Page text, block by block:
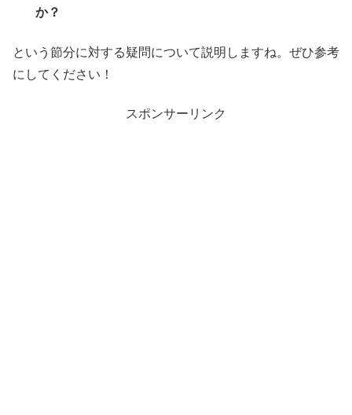
か？
という節分に対する疑問について説明しますね。ぜひ参考
にしてください！
スポンサーリンク